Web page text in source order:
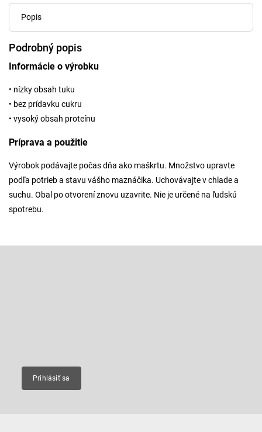
Popis
Podrobný popis
Informácie o výrobku
• nízky obsah tuku
• bez prídavku cukru
• vysoký obsah proteínu
Príprava a použitie
Výrobok podávajte počas dňa ako maškrtu. Množstvo upravte
podľa potrieb a stavu vášho maznáčika. Uchovávajte v chlade a
suchu. Obal po otvorení znovu uzavrite. Nie je určené na ľudskú
spotrebu.
Prihlásiť sa